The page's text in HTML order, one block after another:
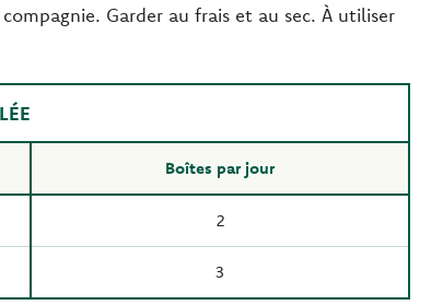
Garder au frais et au sec. À utiliser
Boîtes par jour
2
3